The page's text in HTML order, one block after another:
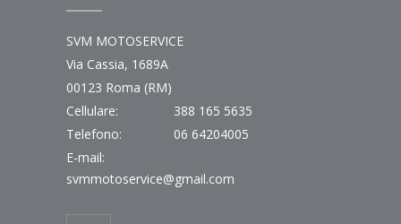
SVM MOTOSERVICE
Via Cassia, 1689A
00123 Roma (RM)
Cellulare:
388 165 5635
Telefono:
06 64204005
E-mail:
svmmotoservice@gmail.com